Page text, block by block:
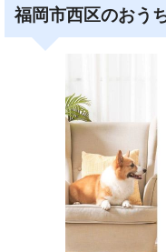
福岡市西区のおう